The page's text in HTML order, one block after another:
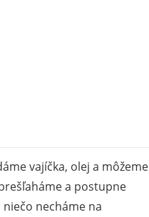
vajíčka, olej a môžeme
a postupne
necháme na